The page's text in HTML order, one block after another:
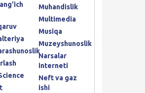
Muhandislik
Multimedia
Musiqa
Muzeyshunoslik
Narsalar
interneti
Neft va gaz
ishi